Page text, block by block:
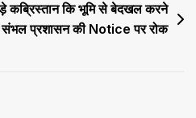
हैं’
कब्रिस्तान कि भूमि से बेदखल करने
प्रशासन की Notice पर रोक